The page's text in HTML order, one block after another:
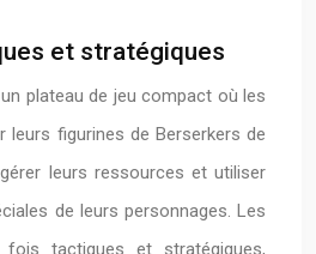
et stratégiques
plateau de jeu compact où les
leurs figurines de Berserkers de
leurs ressources et utiliser
de leurs personnages. Les
tactiques et stratégiques,